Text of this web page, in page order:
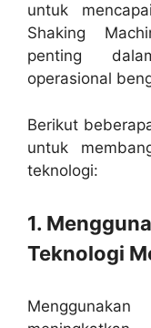
untuk
Shaking
penting
operasional
Berikut
untuk
teknologi:
1.
Teknologi